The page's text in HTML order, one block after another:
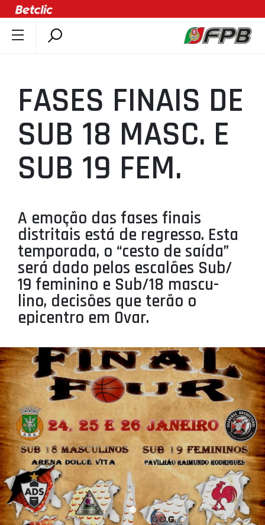
ÚLTIMAS
COMPETIÇÕES
ASSOCIAÇÕES
CLUBES
AGENTES
SELEÇÕES
MINIBASQUETE
ÁREA TÉCNICA
PROJETOS
LIGA BETCLIC MASCULINA
LIGA BETCLIC FEMININA
FASES FINAIS DE
SUB 18 MASC. E
SUB 19 FEM.
A emoção das fases finais
distritais está de regresso. Esta
temporada, o “cesto de saída”
será dado pelos escalões Sub/
19 feminino e Sub/18 mascu-
lino, decisões que terão o
epicentro em Ovar.